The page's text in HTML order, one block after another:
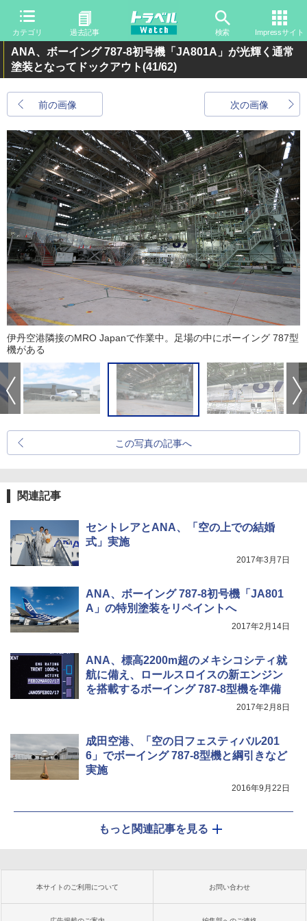
カテゴリ 過去記事 検索 Impressサイト
ANA、ボーイング 787-8初号機「JA801A」が光輝く通常
塗装となってドックアウト(41/62)
前の画像 次の画像
伊丹空港隣接のMRO Japanで作業中。足場の中にボーイング 787型
機がある
この写真の記事へ
関連記事
セントレアとANA、「空の上での結婚
式」実施
2017年3月7日
ANA、ボーイング 787-8初号機「JA801
A」の特別塗装をリペイントへ
2017年2月14日
ANA、標高2200m超のメキシコシティ就
航に備え、ロールスロイスの新エンジン
を搭載するボーイング 787-8型機を準備
2017年2月8日
成田空港、「空の日フェスティバル201
6」でボーイング 787-8型機と綱引きなど
実施
2016年9月22日
もっと関連記事を見る
本サイトのご利用について お問い合わせ